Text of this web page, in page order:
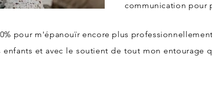
communication pour
pour m'épanouïr encore plus
enfants et avec le soutient de tout mon entourage